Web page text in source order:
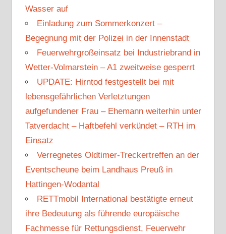
Wasser auf
Einladung zum Sommerkonzert –
Begegnung mit der Polizei in der Innenstadt
Feuerwehrgroßeinsatz bei Industriebrand in
Wetter-Volmarstein – A1 zweitweise gesperrt
UPDATE: Hirntod festgestellt bei mit
lebensgefährlichen Verletztungen
aufgefundener Frau – Ehemann weiterhin unter
Tatverdacht – Haftbefehl verkündet – RTH im
Einsatz
Verregnetes Oldtimer-Treckertreffen an der
Eventscheune beim Landhaus Preuß in
Hattingen-Wodantal
RETTmobil International bestätigte erneut
ihre Bedeutung als führende europäische
Fachmesse für Rettungsdienst, Feuerwehr